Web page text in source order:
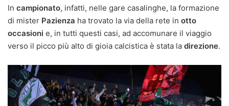
In campionato, infatti, nelle gare casalinghe, la formazione
di mister Pazienza ha trovato la via della rete in otto
occasioni e, in tutti questi casi, ad accomunare il viaggio
verso il picco più alto di gioia calcistica è stata la direzione.